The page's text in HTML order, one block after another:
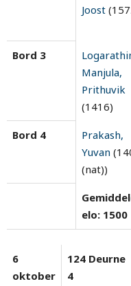
Joost
Bord 3
Manjula,
Prithuvik
(1416)
Bord 4
Prakash,
Yuvan
(nat))
elo: 1500
6
oktober
124 Deurne
4